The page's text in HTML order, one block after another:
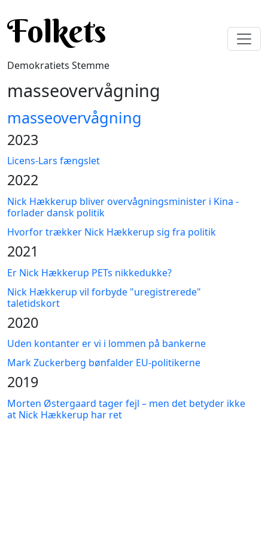
Folkets
Demokratiets Stemme
masseovervågning
masseovervågning
2023
Licens-Lars fængslet
2022
Nick Hækkerup bliver overvågningsminister i Kina -
forlader dansk politik
Hvorfor trækker Nick Hækkerup sig fra politik
2021
Er Nick Hækkerup PETs nikkedukke?
Nick Hækkerup vil forbyde "uregistrerede"
taletidskort
2020
Uden kontanter er vi i lommen på bankerne
Mark Zuckerberg bønfalder EU-politikerne
2019
Morten Østergaard tager fejl – men det betyder ikke
at Nick Hækkerup har ret